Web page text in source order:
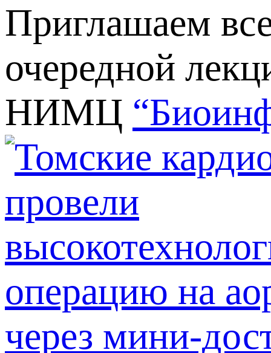
Приглашаем
очередной
НИМЦ